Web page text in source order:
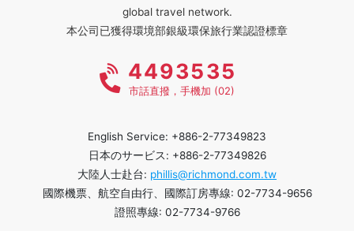
global travel network.
本公司已獲得環境部銀級環保旅行業認證標章
4493535
市話直撥，手機加 (02)
English Service: +886-2-77349823
日本のサービス: +886-2-77349826
大陸人士赴台: phillis@richmond.com.tw
國際機票、航空自由行、國際訂房專線: 02-7734-9656
證照專線: 02-7734-9766